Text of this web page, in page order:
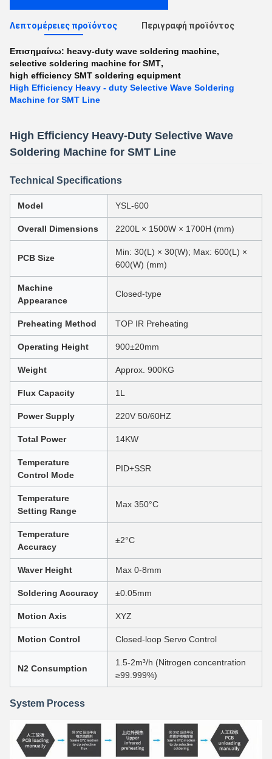
Λεπτομέρειες προϊόντος Περιγραφή προϊόντος
Επισημαίνω: heavy-duty wave soldering machine,
selective soldering machine for SMT,
high efficiency SMT soldering equipment
High Efficiency Heavy - duty Selective Wave Soldering
Machine for SMT Line
High Efficiency Heavy-Duty Selective Wave
Soldering Machine for SMT Line
Technical Specifications
Model YSL-600
Overall Dimensions 2200L × 1500W × 1700H (mm)
PCB Size
Min: 30(L) × 30(W); Max: 600(L) ×
600(W) (mm)
Machine
Appearance
Closed-type
Preheating Method TOP IR Preheating
Operating Height 900±20mm
Weight Approx. 900KG
Flux Capacity 1L
Power Supply 220V 50/60HZ
Total Power 14KW
Temperature
Control Mode
PID+SSR
Temperature
Setting Range
Max 350°C
Temperature
Accuracy
±2°C
Waver Height Max 0-8mm
Soldering Accuracy ±0.05mm
Motion Axis XYZ
Motion Control Closed-loop Servo Control
N2 Consumption
1.5-2m³/h (Nitrogen concentration
≥99.999%)
System Process